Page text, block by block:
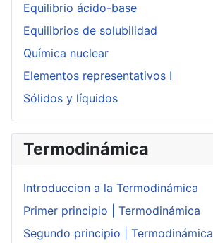
Equilibrio ácido-base
Equilibrios de solubilidad
Química nuclear
Elementos representativos I
Sólidos y líquidos
Termodinámica
Introduccion a la Termodinámica
Primer principio | Termodinámica
Segundo principio | Termodinámica